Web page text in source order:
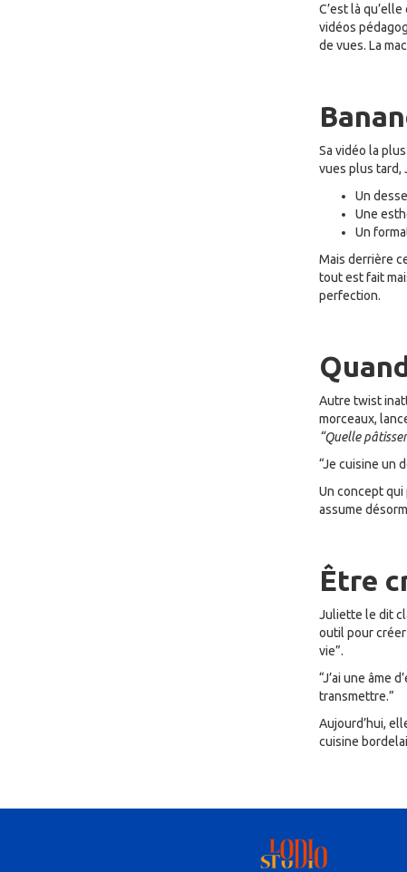
C’est là
vidéos
de vues. La
Sa vidéo la
vues plus tard,
Un
Une
Un
Mais derrière
tout est fait
perfection.
Autre twist
morceaux,
“Quelle
“Je cuisine un
Un concept qui
assume
Être
Juliette le dit
outil pour
vie”.
“J’ai une âme
transmettre.”
Aujourd’hui,
cuisine